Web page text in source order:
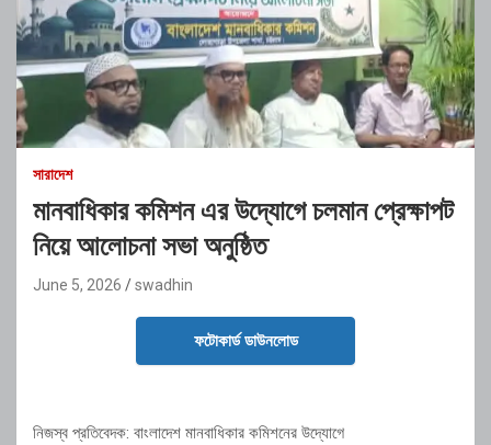
সারাদেশ
মানবাধিকার কমিশন এর উদ্যোগে চলমান প্রেক্ষাপট
নিয়ে আলোচনা সভা অনুষ্ঠিত
June 5, 2026 swadhin
ফটোকার্ড ডাউনলোড
নিজস্ব প্রতিবেদক: বাংলাদেশ মানবাধিকার কমিশনের উদ্যোগে